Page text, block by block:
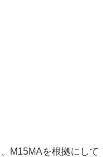
M15MAを根拠にして